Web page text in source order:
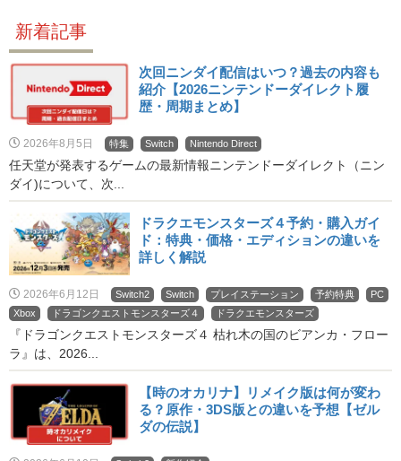
新着記事
次回ニンダイ配信はいつ？過去の内容も
紹介【2026ニンテンドーダイレクト履
歴・周期まとめ】
2026年8月5日 特集 Switch Nintendo Direct
任天堂が発表するゲームの最新情報ニンテンドーダイレクト（ニン
ダイ)について、次...
ドラクエモンスターズ４予約・購入ガイ
ド：特典・価格・エディションの違いを
詳しく解説
2026年6月12日 Switch2 Switch プレイステーション 予約特典
PC
Xbox
ドラゴンクエストモンスターズ４ ドラクエモンスターズ
『ドラゴンクエストモンスターズ４ 枯れ木の国のビアンカ・フロー
ラ』は、2026...
【時のオカリナ】リメイク版は何が変わ
る？原作・3DS版との違いを予想【ゼル
ダの伝説】